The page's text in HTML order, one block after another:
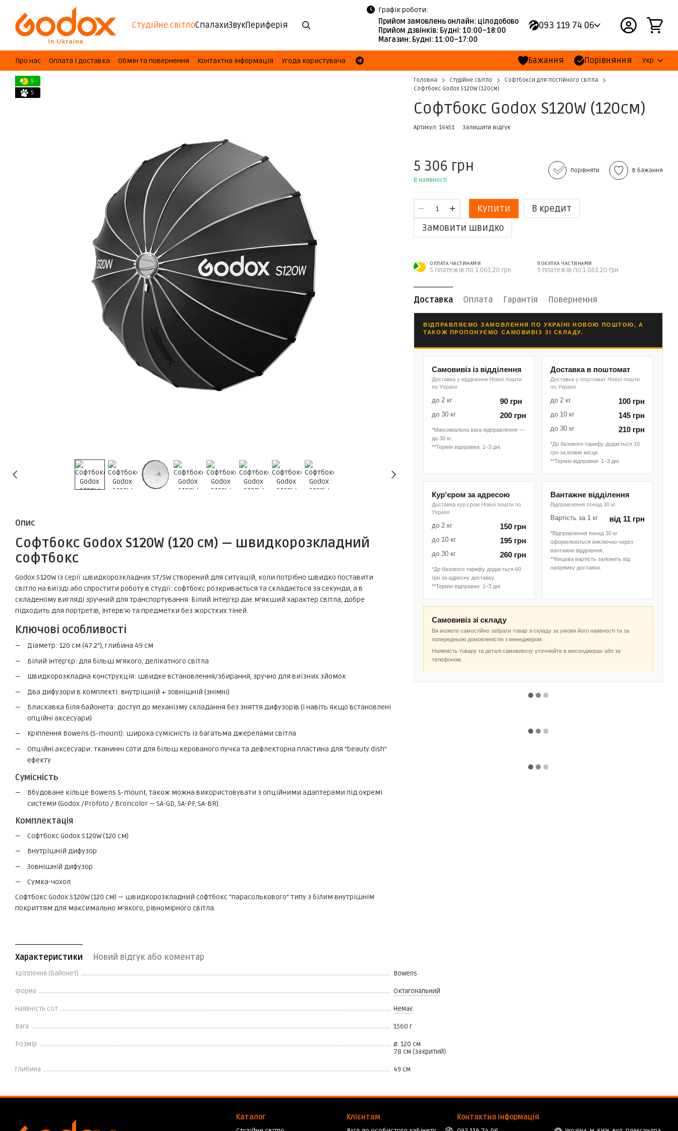
Перейти до основного контенту
Студійне світлоСпалахиЗвукПериферія
Графік роботи:
Прийом замовлень онлайн: цілодобово
Прийом дзвінків: Будні: 10:00–18:00
Магазин: Будні: 11:00–17:00
093 119 74 06
Про нас Оплата і доставка Обмін та повернення Контактна інформація Угода користувача Бажання Порівняння Укр
5
5
Опис
Софтбокс Godox S120W (120 см) — швидкорозкладний
софтбокс
Godox S120W із серії швидкорозкладних ST/SW створений для ситуацій, коли потрібно швидко поставити
світло на виїзді або спростити роботу в студії: софтбокс розкривається та складається за секунди, а в
складеному вигляді зручний для транспортування. Білий інтер’єр дає м’якший характер світла, добре
підходить для портретів, інтерв’ю та предметки без жорстких тіней.
Ключові особливості
Діаметр: 120 см (47.2"), глибина 49 см
Білий інтер’єр: для більш м’якого, делікатного світла
Швидкорозкладна конструкція: швидке встановлення/збирання, зручно для виїзних зйомок
Два дифузори в комплекті: внутрішній + зовнішній (знімні)
Блискавка біля байонета: доступ до механізму складання без зняття дифузорів (і навіть якщо встановлені
опційні аксесуари)
Кріплення Bowens (S-mount): широка сумісність із багатьма джерелами світла
Опційні аксесуари: тканинні соти для більш керованого пучка та дефлекторна пластина для “beauty dish”
ефекту
Сумісність
Вбудоване кільце Bowens S-mount, також можна використовувати з опційними адаптерами під окремі
системи (Godox /Profoto / Broncolor — SA-GD, SA-PF, SA-BR).
Комплектація
Софтбокс Godox S120W (120 см)
Внутрішній дифузор
Зовнішній дифузор
Сумка-чохол
Софтбокс Godox S120W (120 см) — швидкорозкладний софтбокс “парасолькового” типу з білим внутрішнім
покриттям для максимально м’якого, рівномірного світла.
Головна Студійне світло
Софтбокси для постійного світла
Софтбокс Godox S120W (120cм)
Софтбокс Godox S120W (120cм)
Артикул: 16451 Залишити відгук
5 306 грн
В наявності
Порівняти В бажання
Купити
В кредит
Замовити швидко
ОПЛАТА ЧАСТИНАМИ
5 платежів по 1 061.20 грн
ПОКУПКА ЧАСТИНАМИ
5 платежів по 1 061.20 грн
Доставка Оплата Гарантія Повернення
ВІДПРАВЛЯЄМО ЗАМОВЛЕННЯ ПО УКРАЇНІ НОВОЮ ПОШТОЮ, А
ТАКОЖ ПРОПОНУЄМО САМОВИВІЗ ЗІ СКЛАДУ.
Самовивіз із відділення
Доставка у відділення Нової пошти
по Україні
до 2 кг 90 грн
до 30 кг 200 грн
*Максимальна вага відправлення —
до 30 кг.
**Термін відправки: 1–3 дні.
Доставка в поштомат
Доставка у поштомат Нової пошти
по Україні
до 2 кг 100 грн
до 10 кг 145 грн
до 30 кг 210 грн
*До базового тарифу додається 10
грн за кожне місце.
**Термін відправки: 1–3 дні.
Курʼєром за адресою
Доставка курʼєром Нової пошти по
Україні
до 2 кг 150 грн
до 10 кг 195 грн
до 30 кг 260 грн
*До базового тарифу додається 60
грн за адресну доставку.
**Термін відправки: 1–3 дні.
Вантажне відділення
Відправлення понад 30 кг
Вартість за 1 кг від 11 грн
*Відправлення понад 30 кг
оформлюються виключно через
вантажне відділення.
**Кінцева вартість залежить від
напрямку доставки.
Самовивіз зі складу
Ви можете самостійно забрати товар зі складу за умови його наявності та за
попередньою домовленістю з менеджером.
Наявність товару та деталі самовивозу уточнюйте в месенджерах або за
телефоном.
Характеристики Новий відгук або коментар
Кріплення (байонет) Bowens
Форма Октагональний
Наявність сот Немає
Вага 1560 г
Розмір
ø: 120 см
78 см (закритий)
Глибина 49 см
Каталог Клієнтам Контактна інформація